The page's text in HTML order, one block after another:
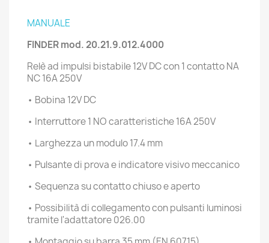
MANUALE
FINDER mod. 20.21.9.012.4000
Relè ad impulsi bistabile 12V DC con 1 contatto NA
NC 16A 250V
• Bobina 12V DC
• Interruttore 1 NO caratteristiche 16A 250V
• Larghezza un modulo 17.4 mm
• Pulsante di prova e indicatore visivo meccanico
• Sequenza su contatto chiuso e aperto
• Possibilità di collegamento con pulsanti luminosi
tramite l'adattatore 026.00